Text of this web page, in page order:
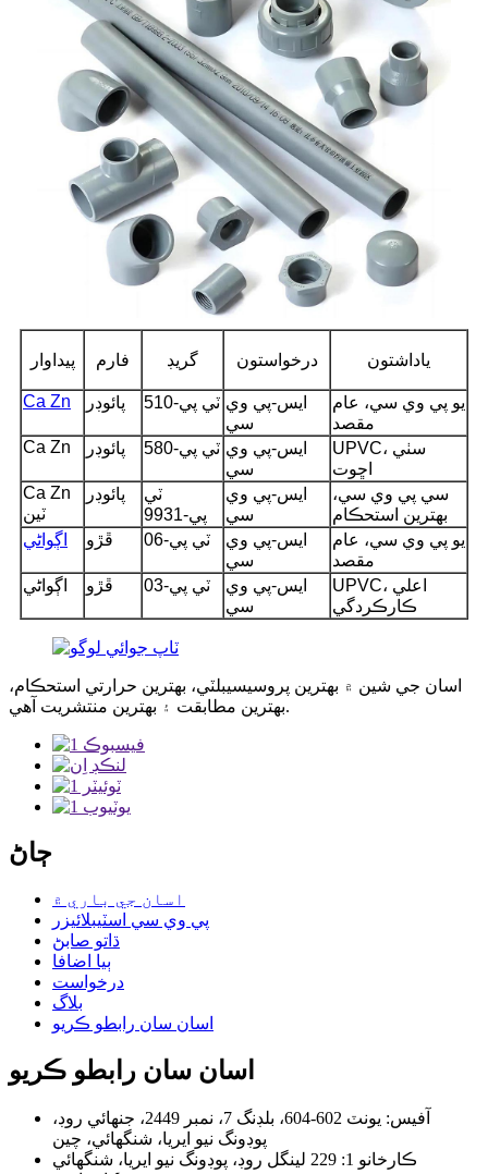
پيداوار فارم گريڊ درخواستون ياداشتون
Ca Zn پائوڊر ٽي پي-510 ايس-پي وي
سي
يو پي وي سي، عام
مقصد
Ca Zn
پائوڊر ٽي پي-580 ايس-پي وي
سي
UPVC، سٺي
اڇوت
Ca Zn
ٽين
پائوڊر
ٽي
پي-9931
ايس-پي وي
سي
سي پي وي سي،
بهترين استحڪام
اڳواڻي
ڦڙو ٽي پي-06
ايس-پي وي
سي
يو پي وي سي، عام
مقصد
اڳواڻي
ڦڙو ٽي پي-03
ايس-پي وي
سي
UPVC، اعلي
ڪارڪردگي
اسان جي شين ۾ بهترين پروسيسيبلٽي، بهترين حرارتي استحڪام،
بهترين مطابقت ۽ بهترين منتشريت آهي.
ڄاڻ
اسان جي باري ۾
پي وي سي اسٽيبلائيزر
ڌاتو صابڻ
ٻيا اضافا
درخواست
بلاگ
اسان سان رابطو ڪريو
اسان سان رابطو ڪريو
آفيس: يونٽ 602-604، بلڊنگ 7، نمبر 2449، جنهائي روڊ،
پوڊونگ نيو ايريا، شنگھائي، چين
ڪارخانو 1: 229 لينگل روڊ، پوڊونگ نيو ايريا، شنگھائي